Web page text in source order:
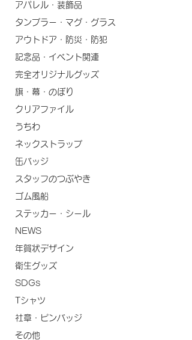
アパレル・装飾品
タンブラー・マグ・グラス
アウトドア・防災・防犯
記念品・イベント関連
完全オリジナルグッズ
旗・幕・のぼり
クリアファイル
うちわ
ネックストラップ
缶バッジ
スタッフのつぶやき
ゴム風船
ステッカー・シール
NEWS
年賀状デザイン
衛生グッズ
SDGs
Tシャツ
社章・ピンバッジ
その他